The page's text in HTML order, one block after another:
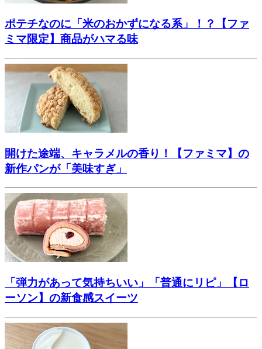
ポテチなのに「米のおかずになる系」！？【ファ
ミマ限定】商品がハマる味
開けた途端、キャラメルの香り！【ファミマ】の
新作パンが「美味すぎ」
「弾力があって気持ちいい」「普通にリピ」【ロ
ーソン】の新食感スイーツ